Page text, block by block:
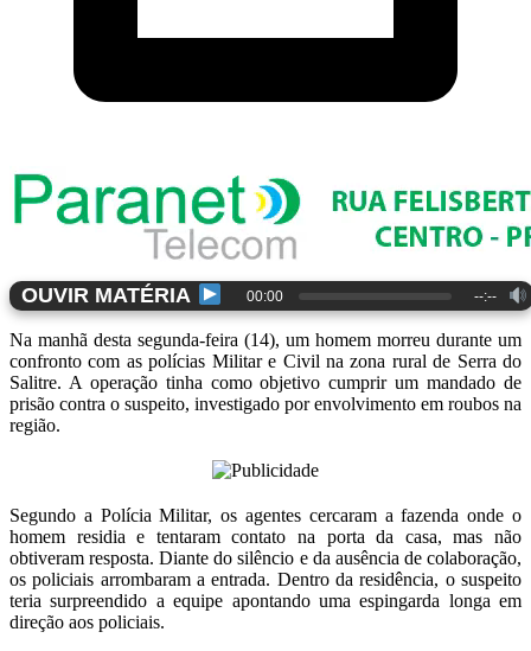
OUVIR MATÉRIA 00:00 --:--
Na manhã desta segunda-feira (14), um homem morreu durante um
confronto com as polícias Militar e Civil na zona rural de Serra do
Salitre. A operação tinha como objetivo cumprir um mandado de
prisão contra o suspeito, investigado por envolvimento em roubos na
região.
Segundo a Polícia Militar, os agentes cercaram a fazenda onde o
homem residia e tentaram contato na porta da casa, mas não
obtiveram resposta. Diante do silêncio e da ausência de colaboração,
os policiais arrombaram a entrada. Dentro da residência, o suspeito
teria surpreendido a equipe apontando uma espingarda longa em
direção aos policiais.